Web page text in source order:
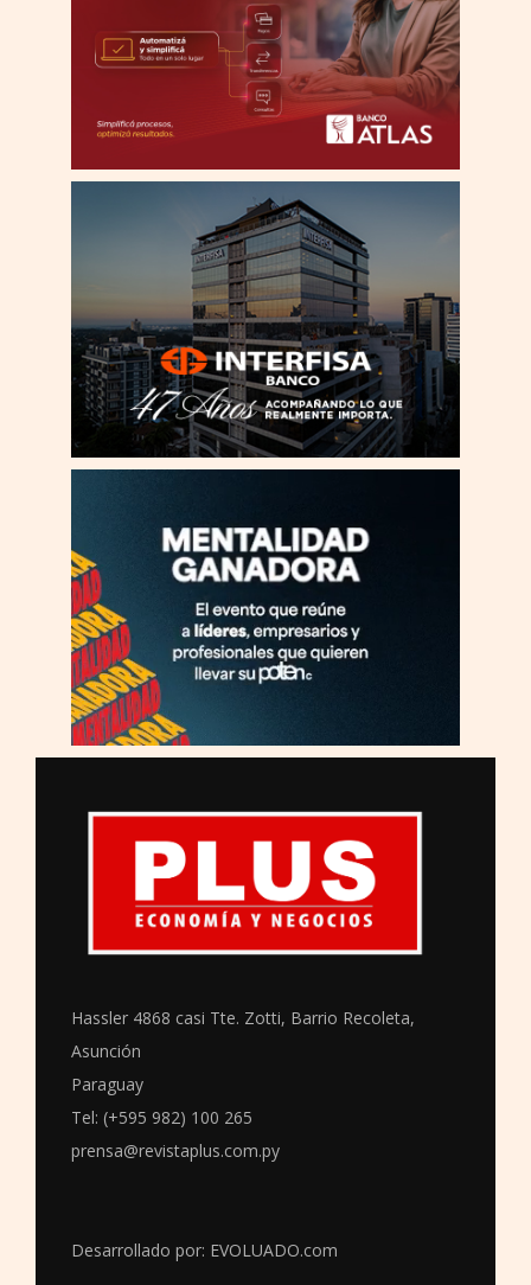
Hassler 4868 casi Tte. Zotti, Barrio Recoleta,
Asunción
Paraguay
Tel: (+595 982) 100 265
prensa@revistaplus.com.py
Desarrollado por: EVOLUADO.com